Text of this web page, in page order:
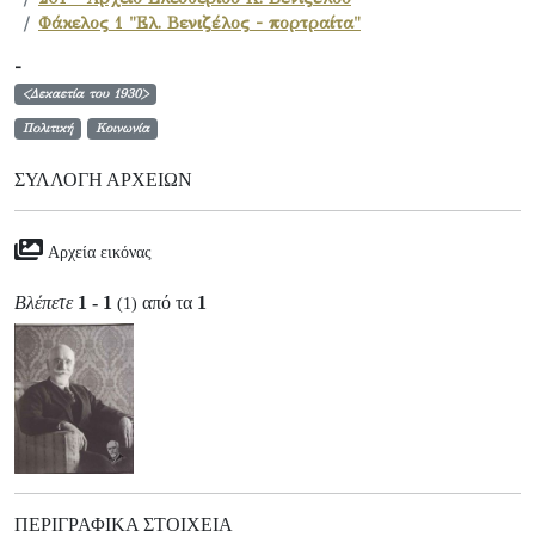
Φάκελος 1 "Ελ. Βενιζέλος - πορτραίτα"
-
<Δεκαετία του 1930>
Πολιτική Κοινωνία
ΣΥΛΛΟΓΉ ΑΡΧΕΊΩΝ
Αρχεία εικόνας
Βλέπετε 1 - 1 (1) από τα 1
ΠΕΡΙΓΡΑΦΙΚΆ ΣΤΟΙΧΕΊΑ